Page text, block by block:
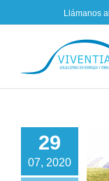
to
Llámanos al
29
07, 2020
de utilizar
solares